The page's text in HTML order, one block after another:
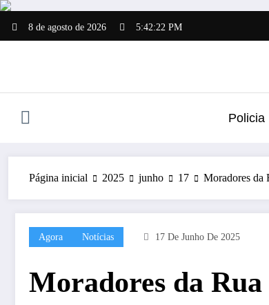
Pular
para
o
8 de agosto de 2026 5:42:23 PM
Policia
Página inicial 2025 junho 17 Moradores da
Agora Notícias 17 De Junho De 2025
Moradores da